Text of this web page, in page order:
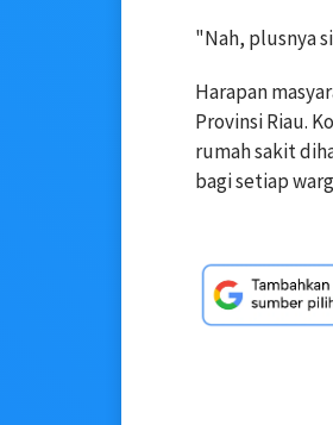
"Nah, plusnya
Harapan
Provinsi Riau.
rumah sakit
bagi setiap